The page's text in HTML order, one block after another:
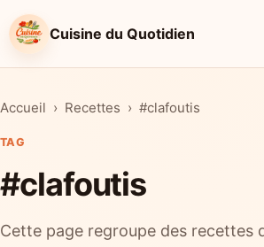
Cuisine du Quotidien
Accueil Recettes #clafoutis
TAG
#clafoutis
Cette page regroupe des recettes